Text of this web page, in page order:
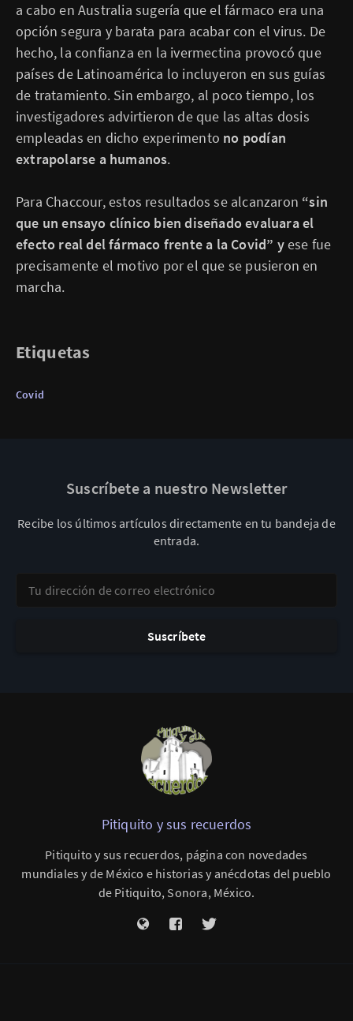
a cabo en Australia sugería que el fármaco era una
opción segura y barata para acabar con el virus. De
hecho, la confianza en la ivermectina provocó que
países de Latinoamérica lo incluyeron en sus guías
de tratamiento. Sin embargo, al poco tiempo, los
investigadores advirtieron de que las altas dosis
empleadas en dicho experimento no podían
extrapolarse a humanos.
Para Chaccour, estos resultados se alcanzaron “sin
que un ensayo clínico bien diseñado evaluara el
efecto real del fármaco frente a la Covid” yese fue
precisamente el motivo por el que se pusieron en
marcha.
Etiquetas
Covid
Suscríbete a nuestro Newsletter
Recibe los últimos artículos directamente en tu bandeja de
entrada.
Suscríbete
Pitiquito y sus recuerdos
Pitiquito y sus recuerdos, página con novedades
mundiales y de México e historias y anécdotas del pueblo
de Pitiquito, Sonora, México.